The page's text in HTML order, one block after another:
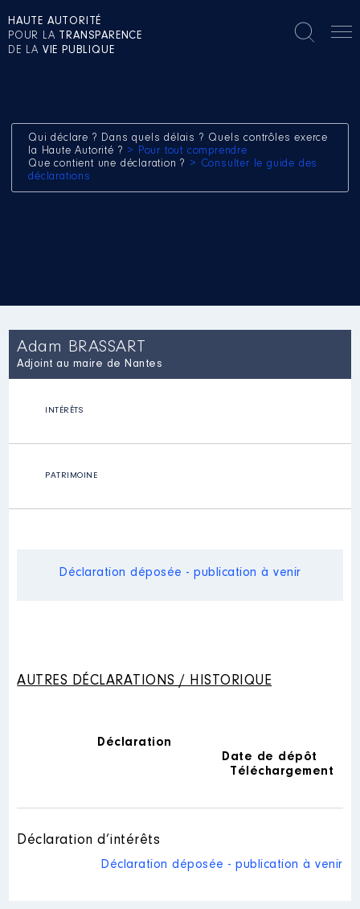
HAUTE AUTORITÉ
POUR LA TRANSPARENCE
DE LA VIE PUBLIQUE
Qui déclare ? Dans quels délais ? Quels contrôles exerce
la Haute Autorité ? > Pour tout comprendre
Que contient une déclaration ? > Consulter le guide des
déclarations
Adam BRASSART
Adjoint au maire de Nantes
INTÉRÊTS
PATRIMOINE
Déclaration déposée - publication à venir
AUTRES DÉCLARATIONS / HISTORIQUE
Déclaration
Date de dépôt
Téléchargement
Déclaration d’intérêts
Déclaration déposée - publication à venir